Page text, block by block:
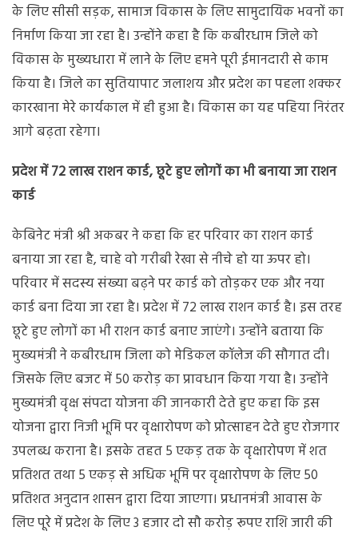
के लिए सीसी सड़क, सामाज विकास के लिए सामुदायिक भवनों का
निर्माण किया जा रहा है। उन्होंने कहा है कि कबीरधाम जिले को
विकास के मुख्यधारा में लाने के लिए हमने पूरी ईमानदारी से काम
किया है। जिले का सुतियापाट जलाशय और प्रदेश का पहला शक्कर
कारखाना मेरे कार्यकाल में ही हुआ है। विकास का यह पहिया निरंतर
आगे बढ़ता रहेगा।
प्रदेश में 72 लाख राशन कार्ड, छूटे हुए लोगों का भी बनाया जा राशन
कार्ड
केबिनेट मंत्री श्री अकबर ने कहा कि हर परिवार का राशन कार्ड
बनाया जा रहा है, चाहे वो गरीबी रेखा से नीचे हो या ऊपर हो।
परिवार में सदस्य संख्या बढ़ने पर कार्ड को तोड़कर एक और नया
कार्ड बना दिया जा रहा है। प्रदेश में 72 लाख राशन कार्ड है। इस तरह
छूटे हुए लोगों का भी राशन कार्ड बनाए जाएंगे। उन्होंने बताया कि
मुख्यमंत्री ने कबीरधाम जिला को मेडिकल कॉलेज की सौगात दी।
जिसके लिए बजट में 50 करोड़ का प्रावधान किया गया है। उन्होंने
मुख्यमंत्री वृक्ष संपदा योजना की जानकारी देते हुए कहा कि इस
योजना द्वारा निजी भूमि पर वृक्षारोपण को प्रोत्साहन देते हुए रोजगार
उपलब्ध कराना है। इसके तहत 5 एकड़ तक के वृक्षारोपण में शत
प्रतिशत तथा 5 एकड़ से अधिक भूमि पर वृक्षारोपण के लिए 50
प्रतिशत अनुदान शासन द्वारा दिया जाएगा। प्रधानमंत्री आवास के
लिए पूरे में प्रदेश के लिए 3 हजार दो सौ करोड़ रूपए राशि जारी की